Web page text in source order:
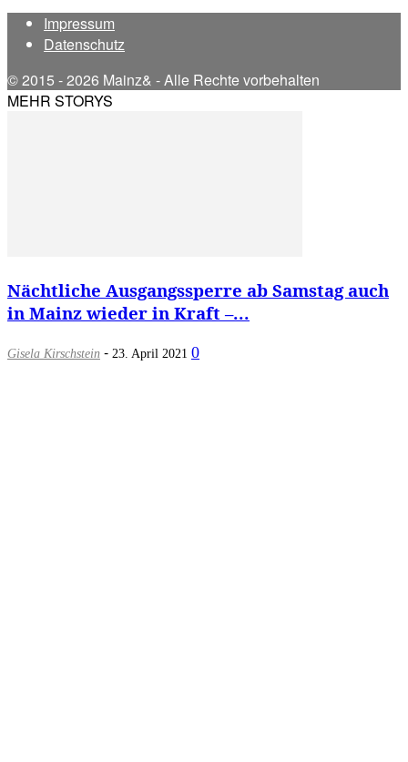
Impressum
Datenschutz
© 2015 - 2026 Mainz& - Alle Rechte vorbehalten
MEHR STORYS
Nächtliche Ausgangssperre ab Samstag auch
in Mainz wieder in Kraft –...
Gisela Kirschstein - 23. April 2021 0